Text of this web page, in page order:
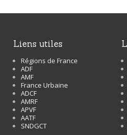
liens utiles
Régions de France
ADF
AMF
France Urbaine
ADCF
AMRF
APVF
AATF
SNDGCT